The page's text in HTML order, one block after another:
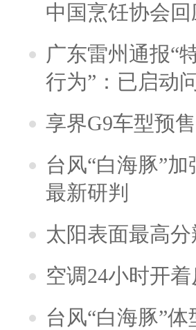
中国烹饪协会回
广东雷州通报“
行为”：已启动
享界G9车型预
台风“白海豚”
最新研判
太阳表面最高
空调24小时开
台风“白海豚”